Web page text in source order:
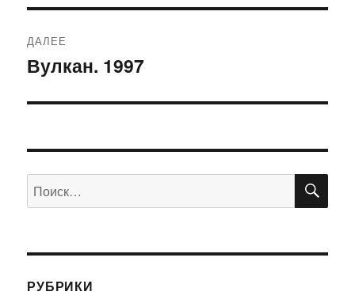
ДАЛЕЕ
Следующая
Вулкан. 1997
Искать:
РУБРИКИ